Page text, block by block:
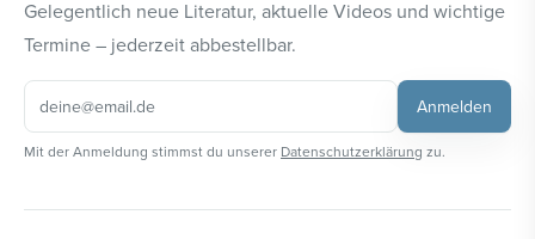
Gelegentlich neue Literatur, aktuelle Videos und wichtige
Termine – jederzeit abbestellbar.
Anmelden
Mit der Anmeldung stimmst du unserer Datenschutzerklärung zu.